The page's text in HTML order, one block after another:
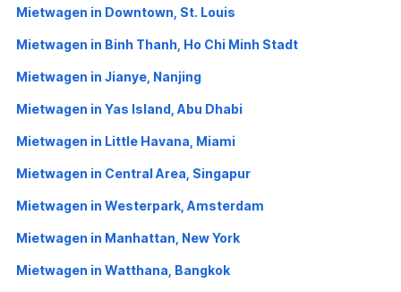
Mietwagen in Downtown, St. Louis
Mietwagen in Binh Thanh, Ho Chi Minh Stadt
Mietwagen in Jianye, Nanjing
Mietwagen in Yas Island, Abu Dhabi
Mietwagen in Little Havana, Miami
Mietwagen in Central Area, Singapur
Mietwagen in Westerpark, Amsterdam
Mietwagen in Manhattan, New York
Mietwagen in Watthana, Bangkok